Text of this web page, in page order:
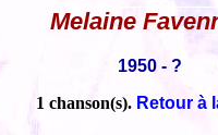
Melaine
1950 - ?
1 chanson(s). Retour à